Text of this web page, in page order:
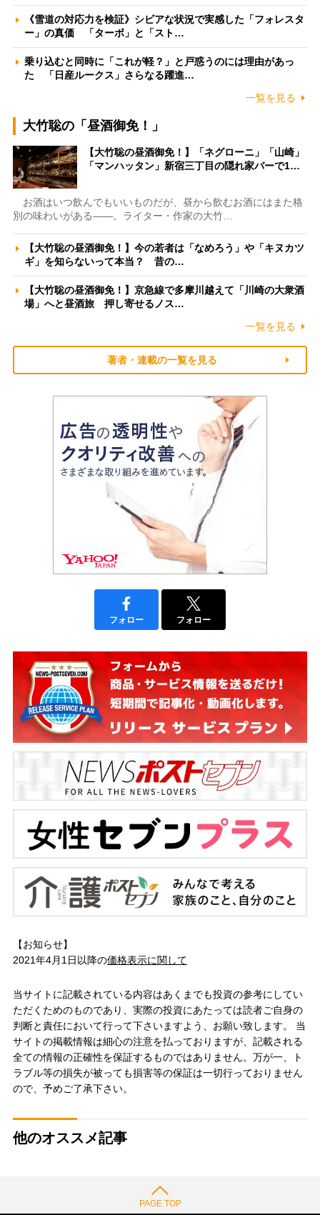
《雪道の対応力を検証》シビアな状況で実感した「フォレスタ
ー」の真価 「ターボ」と「スト…
乗り込むと同時に「これが軽？」と戸惑うのには理由があっ
た 「日産ルークス」さらなる躍進…
一覧を見る
大竹聡の「昼酒御免！」
【大竹聡の昼酒御免！】「ネグローニ」「山崎」
「マンハッタン」新宿三丁目の隠れ家バーで1…
お酒はいつ飲んでもいいものだが、昼から飲むお酒にはまた格
別の味わいがある――。ライター・作家の大竹…
【大竹聡の昼酒御免！】今の若者は「なめろう」や「キヌカツ
ギ」を知らないって本当？ 昔の…
【大竹聡の昼酒御免！】京急線で多摩川越えて「川崎の大衆酒
場」へと昼酒旅 押し寄せるノス…
一覧を見る
著者・連載の一覧を見る
フォロー フォロー
【お知らせ】
2021年4月1日以降の価格表示に関して
当サイトに記載されている内容はあくまでも投資の参考にしてい
ただくためのものであり、実際の投資にあたっては読者ご自身の
判断と責任において行って下さいますよう、お願い致します。 当
サイトの掲載情報は細心の注意を払っておりますが、記載される
全ての情報の正確性を保証するものではありません。万が一、ト
ラブル等の損失が被っても損害等の保証は一切行っておりません
ので、予めご了承下さい。
他のオススメ記事
PAGE TOP